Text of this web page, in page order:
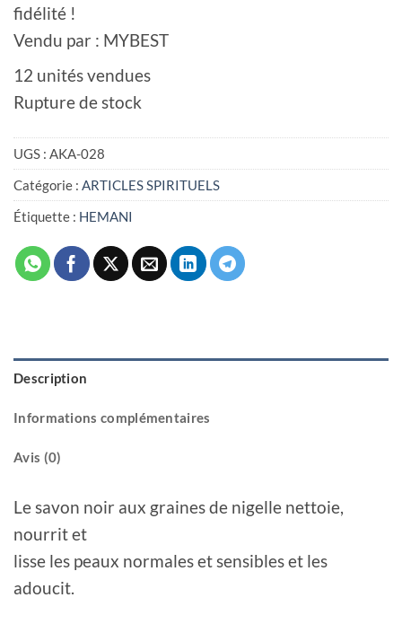
fidélité !
Vendu par : MYBEST
12 unités vendues
Rupture de stock
UGS : AKA-028
Catégorie : ARTICLES SPIRITUELS
Étiquette : HEMANI
Description
Informations complémentaires
Avis (0)
Le savon noir aux graines de nigelle nettoie,
nourrit et
lisse les peaux normales et sensibles et les
adoucit.